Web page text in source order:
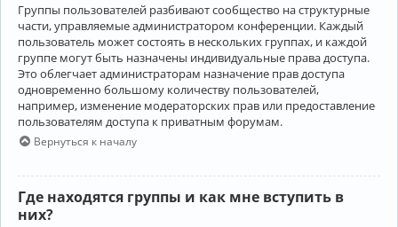
Группы пользователей разбивают сообщество на структурные
части, управляемые администратором конференции. Каждый
пользователь может состоять в нескольких группах, и каждой
группе могут быть назначены индивидуальные права доступа.
Это облегчает администраторам назначение прав доступа
одновременно большому количеству пользователей,
например, изменение модераторских прав или предоставление
пользователям доступа к приватным форумам.
Вернуться к началу
Где находятся группы и как мне вступить в
них?